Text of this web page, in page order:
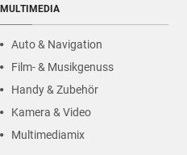
MULTIMEDIA
Auto & Navigation
Film- & Musikgenuss
Handy & Zubehör
Kamera & Video
Multimediamix